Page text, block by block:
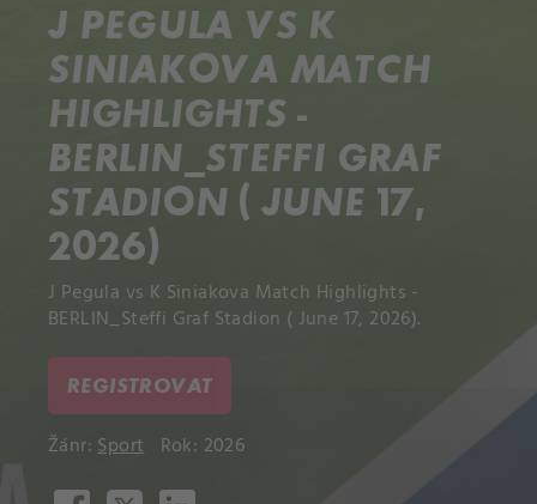
J PEGULA VS K
SINIAKOVA MATCH
HIGHLIGHTS -
BERLIN_STEFFI GRAF
STADION ( JUNE 17,
2026)
J Pegula vs K Siniakova Match Highlights -
BERLIN_Steffi Graf Stadion ( June 17, 2026).
REGISTROVAT
Žánr:Sport Rok: 2026